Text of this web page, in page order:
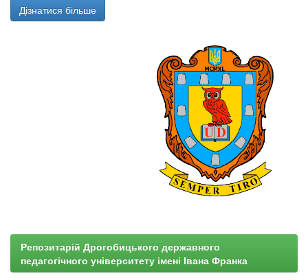
Дізнатися більше
Репозитарій Дрогобицького державного
педагогічного університету імені Івана Франка